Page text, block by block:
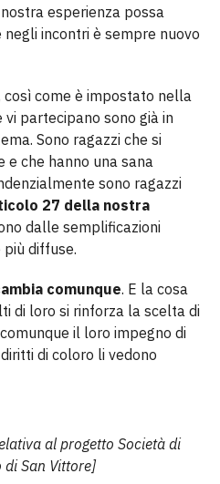
esperienza possa
incontri è sempre nuovo
come è impostato nella
partecipano sono già in
Sono ragazzi che si
e che hanno una sana
sono ragazzi
27 della nostra
dalle semplificazioni
diffuse.
comunque. E la cosa
di loro si rinforza la scelta di
il loro impegno di
di coloro li vedono
al progetto Società di
San Vittore]